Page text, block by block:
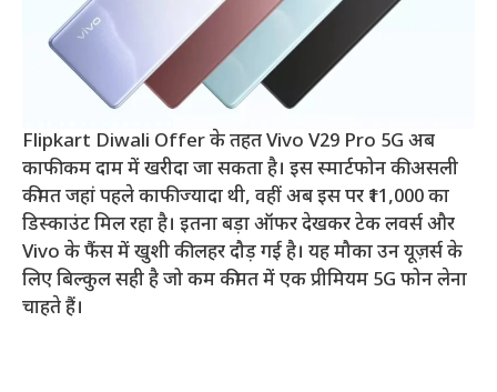
Flipkart Diwali Offer के तहत Vivo V29 Pro 5G अब
काफी कम दाम में खरीदा जा सकता है। इस स्मार्टफोन की असली
कीमत जहां पहले काफी ज्यादा थी, वहीं अब इस पर ₹11,000 का
डिस्काउंट मिल रहा है। इतना बड़ा ऑफर देखकर टेक लवर्स और
Vivo के फैंस में खुशी की लहर दौड़ गई है। यह मौका उन यूज़र्स के
लिए बिल्कुल सही है जो कम कीमत में एक प्रीमियम 5G फोन लेना
चाहते हैं।